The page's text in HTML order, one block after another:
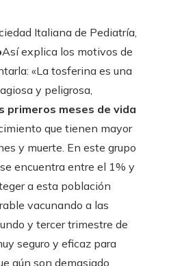
Italiana de Pediatría,
Así explica los motivos de
«La tosferina es una
y peligrosa,
primeros meses de vida
que tienen mayor
y muerte. En este grupo
encuentra entre el 1% y
a esta población
vacunando a las
y tercer trimestre de
seguro y eficaz para
aún son demasiado